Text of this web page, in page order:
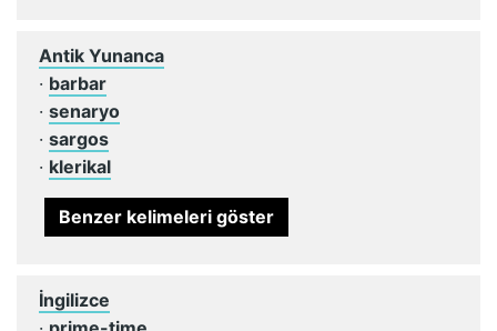
Antik Yunanca
· barbar
· senaryo
· sargos
· klerikal
Benzer kelimeleri göster
İngilizce